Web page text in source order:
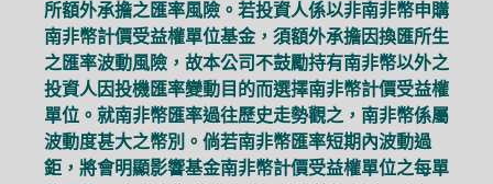
所額外承擔之匯率風險。若投資人係以非南非幣申購
南非幣計價受益權單位基金，須額外承擔因換匯所生
之匯率波動風險，故本公司不鼓勵持有南非幣以外之
投資人因投機匯率變動目的而選擇南非幣計價受益權
單位。就南非幣匯率過往歷史走勢觀之，南非幣係屬
波動度甚大之幣別。倘若南非幣匯率短期內波動過
鉅，將會明顯影響基金南非幣計價受益權單位之每單